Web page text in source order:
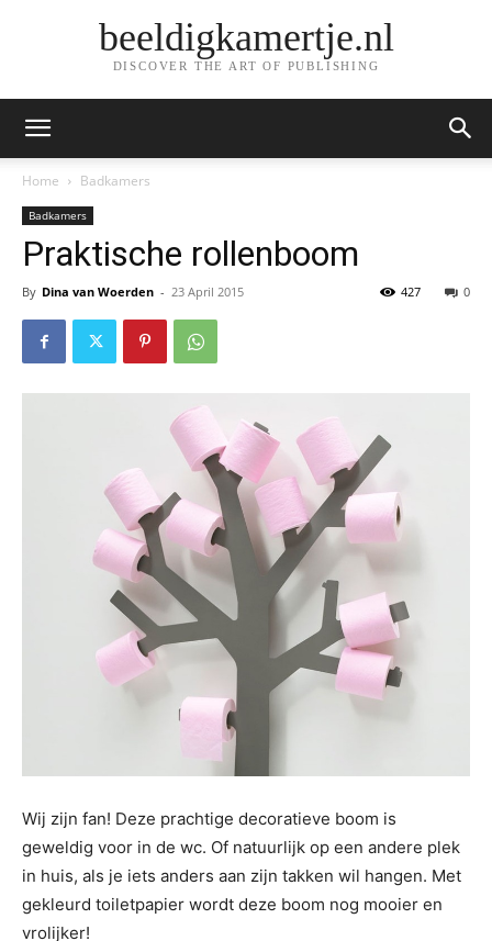
beeldigkamertje.nl
DISCOVER THE ART OF PUBLISHING
Home Badkamers
Badkamers
Praktische rollenboom
By Dina van Woerden - 23 April 2015 0
427
Wij zijn fan! Deze prachtige decoratieve boom is
geweldig voor in de wc. Of natuurlijk op een andere plek
in huis, als je iets anders aan zijn takken wil hangen. Met
gekleurd toiletpapier wordt deze boom nog mooier en
vrolijker!